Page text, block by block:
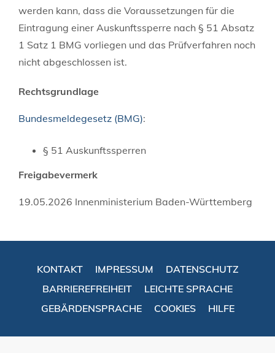
werden kann, dass die Voraussetzungen für die
Eintragung einer Auskunftssperre nach § 51 Absatz
1 Satz 1 BMG vorliegen und das Prüfverfahren noch
nicht abgeschlossen ist.
Rechtsgrundlage
Bundesmeldegesetz (BMG):
§ 51 Auskunftssperren
Freigabevermerk
19.05.2026 Innenministerium Baden-Württemberg
KONTAKT IMPRESSUM
DATENSCHUTZ
BARRIEREFREIHEIT
LEICHTE SPRACHE
GEBÄRDENSPRACHE
COOKIES HILFE